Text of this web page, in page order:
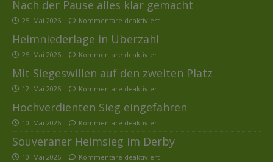
Nach der Pause alles klar gemacht
25. Mai 2026 Kommentare deaktiviert
Heimniederlage in Überzahl
25. Mai 2026 Kommentare deaktiviert
Mit Siegeswillen auf den zweiten Platz
12. Mai 2026 Kommentare deaktiviert
Hochverdienten Sieg eingefahren
10. Mai 2026 Kommentare deaktiviert
Souveräner Heimsieg im Derby
10. Mai 2026 Kommentare deaktiviert